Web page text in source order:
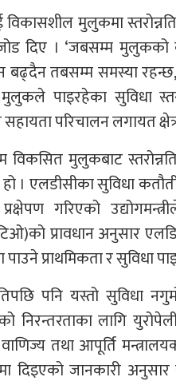
मुलुकमा
दिए । ‘जबसम्म मुलुकको
बढ्दैन तबसम्म समस्या
पाइरहेका सुविधा
परिचालन लगायत
मुलुकबाट स्तरोन्नति
हो । एलडीसीका सुविधा
गरिएको
प्रावधान अनुसार
पाउने प्राथमिकता र सुविधा
पनि यस्तो सुविधा
निरन्तरताका लागि
वाणिज्य तथा आपूर्ति
दिइएको जानकारी अनुसार